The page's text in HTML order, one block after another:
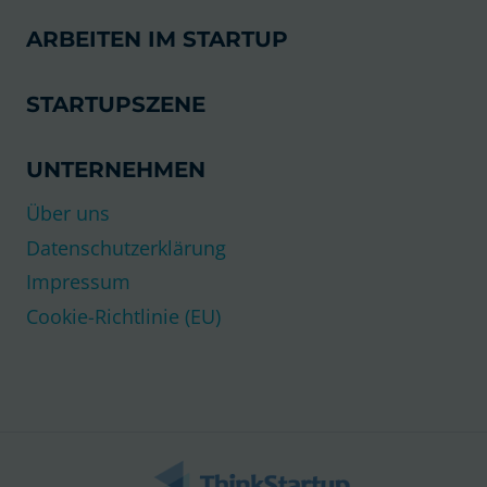
ARBEITEN IM STARTUP
STARTUPSZENE
UNTERNEHMEN
Über uns
Datenschutzerklärung
Impressum
Cookie-Richtlinie (EU)